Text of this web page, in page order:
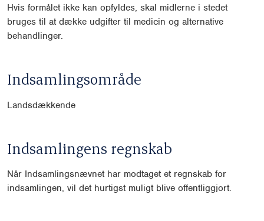
Hvis formålet ikke kan opfyldes, skal midlerne i stedet
bruges til at dække udgifter til medicin og alternative
behandlinger.
Indsamlingsområde
Landsdækkende
Indsamlingens regnskab
Når Indsamlingsnævnet har modtaget et regnskab for
indsamlingen, vil det hurtigst muligt blive offentliggjort.